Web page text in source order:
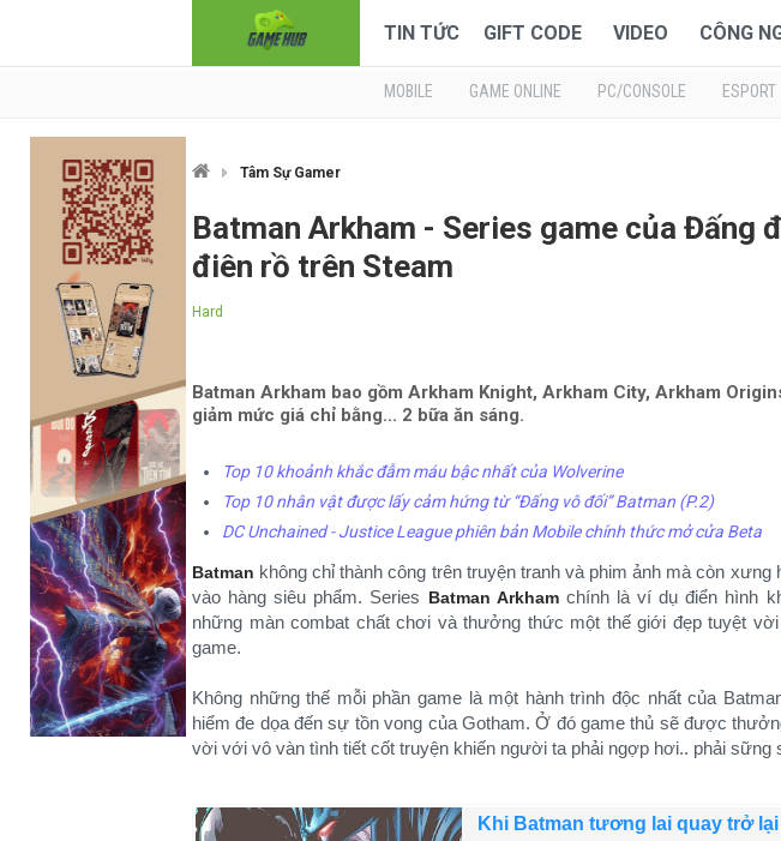
TIN TỨC GIFT CODE VIDEO CÔNG
MOBILE GAME ONLINE PC/CONSOLE ESPORT
Tâm Sự Gamer
Batman Arkham - Series game của Đấng
điên rồ trên Steam
Hard
Batman Arkham bao gồm Arkham Knight, Arkham City, Arkham
giảm mức giá chỉ bằng... 2 bữa ăn sáng.
Top 10 khoảnh khắc đẫm máu bậc nhất của Wolverine
Top 10 nhân vật được lấy cảm hứng từ “Đấng vô đối” Batman (P.2)
DC Unchained - Justice League phiên bản Mobile chính thức mở cửa Beta
Batman không chỉ thành công trên truyện tranh và phim ảnh mà còn xưng
vào hàng siêu phẩm. Series Batman Arkhamchính là ví dụ điển hình
những màn combat chất chơi và thưởng thức một thế giới đẹp tuyệt
game.
Không những thế mỗi phần game là một hành trình độc nhất của
hiểm đe dọa đến sự tồn vong của Gotham. Ở đó game thủ sẽ được
vời với vô vàn tình tiết cốt truyện khiến người ta phải ngợp hơi.. phải
Khi Batman tương lai quay trở